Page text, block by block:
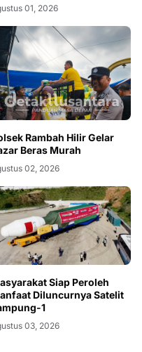
01, 2026
Rambah Hilir Gelar
Bazar Beras Murah
02, 2026
Siap Peroleh
Diluncurnya Satelit
1
03, 2026